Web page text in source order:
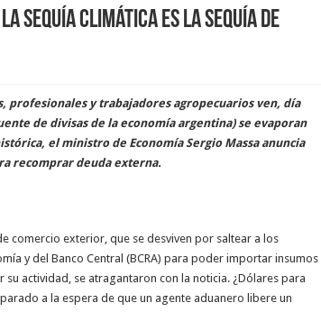
sequía climática es la sequía de
profesionales y trabajadores agropecuarios ven, día
de divisas de la economía argentina) se evaporan
el ministro de Economía Sergio Massa anuncia
recomprar deuda externa.
comercio exterior, que se desviven por saltear a los
y del Banco Central (BCRA) para poder importar insumos
actividad, se atragantaron con la noticia. ¿Dólares para
a la espera de que un agente aduanero libere un